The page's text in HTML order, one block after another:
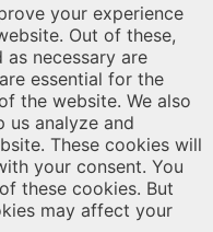
your experience
Out of these,
necessary are
essential for the
the website. We also
analyze and
These cookies will
your consent. You
these cookies. But
may affect your